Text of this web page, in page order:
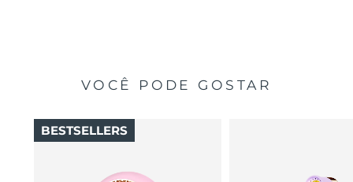
VOCÊ PODE GOSTAR
BESTSELLERS